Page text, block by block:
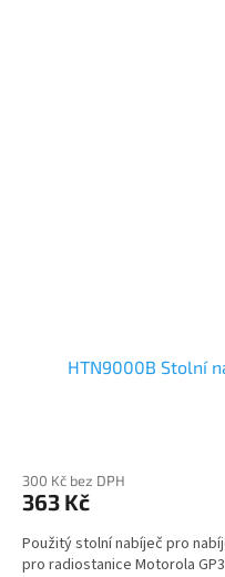
HTN9000B Stolní
300 Kč bez DPH
363 Kč
Použitý stolní nabíječ pro
pro radiostanice Motorola